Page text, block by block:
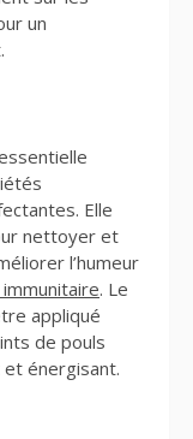
un
Elle
nettoyer et
l’humeur
. Le
appliqué
de pouls
énergisant.